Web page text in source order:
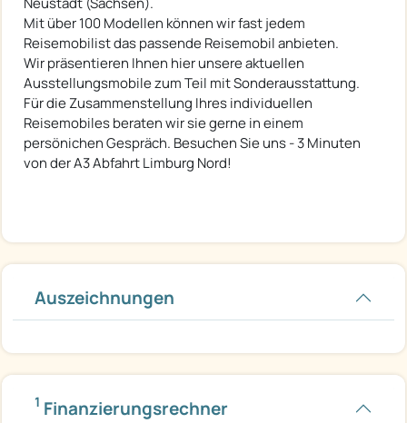
Mit über 100 Modellen können wir fast jedem
Reisemobilist das passende Reisemobil anbieten.
Wir präsentieren Ihnen hier unsere aktuellen
Ausstellungsmobile zum Teil mit Sonderausstattung.
Für die Zusammenstellung Ihres individuellen
Reisemobiles beraten wir sie gerne in einem
persönichen Gespräch. Besuchen Sie uns - 3 Minuten
von der A3 Abfahrt Limburg Nord!
Auszeichnungen
1 Finanzierungsrechner